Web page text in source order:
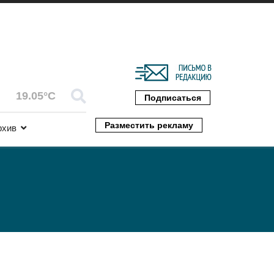
19.05°C Подписаться
Разместить рекламу